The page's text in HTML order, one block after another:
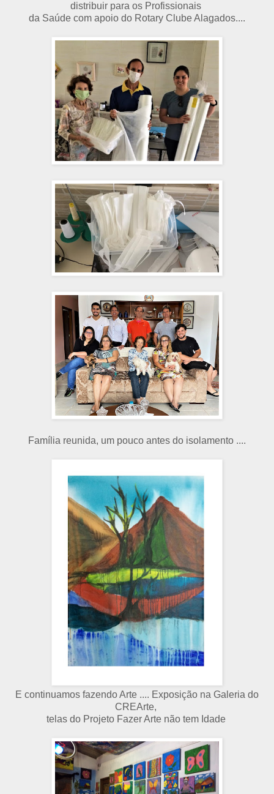
distribuir para os Profissionais
da Saúde com apoio do Rotary Clube Alagados....
Família reunida, um pouco antes do isolamento ....
E continuamos fazendo Arte .... Exposição na Galeria do
CREArte,
telas do Projeto Fazer Arte não tem Idade